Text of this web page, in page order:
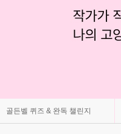
골든벨 퀴즈 & 완독 챌린지